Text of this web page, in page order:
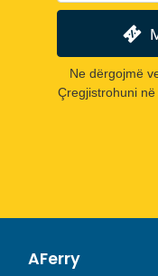
Ne dërgojmë
Çregjistrohuni në
AFerry